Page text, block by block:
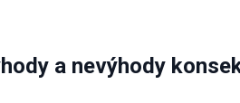
a nevýhody